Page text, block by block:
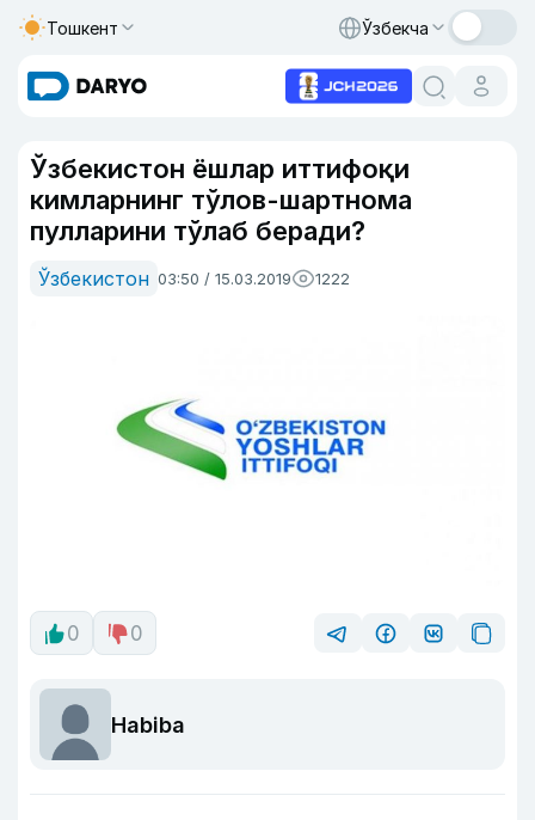
Тошкент Ўзбекча
Ўзбекистон ёшлар иттифоқи
кимларнинг тўлов-шартнома
пулларини тўлаб беради?
Ўзбекистон 03:50 / 15.03.2019 1222
0 0
Habiba